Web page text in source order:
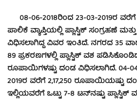
08-06-2018ರಿಂದ 23-03-2019ರ
ಪಾಲಿಕೆ ವ್ಯಾಪ್ತಿಯಲ್ಲಿ ಪ್ಲಾಸ್ಟಿಕ್ ಸಂಗ್ರಹಣೆ
ವಿಧಿಸಲಾಗಿದ್ದ ವಿವರ ಇಂತಿದೆ.ನಗರದ 35
89 ಪ್ರಕರಣಗಳಲ್ಲಿ ಪ್ಲಾಸ್ಟಿಕ್ ವಶ
ರೂಪಾಯಿಗಳಷ್ಟು ದಂಡ ವಿಧಿಸಲಾಗಿದೆ. 04-
2019ರ ವರೆಗೆ 2,17,250 ರೂಪಾಯಿಯಷ್ಟು
ಇಲ್ಲಿಯವರೆಗೆ ಒಟ್ಟು 7-8 ಟನ್‍ನಷ್ಟು ಪ್ಲಾಸ್ಟಿಕ್